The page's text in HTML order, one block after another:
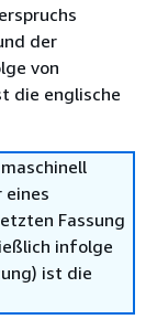
der
von
die englische
eines
Fassung
infolge
ist die